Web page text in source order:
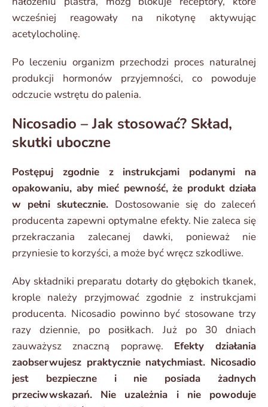
wcześniej reagowały na nikotynę aktywując
acetylocholinę.
Po leczeniu organizm przechodzi proces naturalnej
produkcji hormonów przyjemności, co powoduje
odczucie wstrętu do palenia.
Nicosadio – Jak stosować? Skład,
skutki uboczne
Postępuj zgodnie z instrukcjami podanymi na
opakowaniu, aby mieć pewność, że produkt działa
w pełni skutecznie. Dostosowanie się do zaleceń
producenta zapewni optymalne efekty. Nie zaleca się
przekraczania zalecanej dawki, ponieważ nie
przyniesie to korzyści, a może być wręcz szkodliwe.
Aby składniki preparatu dotarły do głębokich tkanek,
krople należy przyjmować zgodnie z instrukcjami
producenta. Nicosadio powinno być stosowane trzy
razy dziennie, po posiłkach. Już po 30 dniach
zauważysz znaczną poprawę. Efekty działania
zaobserwujesz praktycznie natychmiast. Nicosadio
jest bezpieczne i nie posiada żadnych
przeciwwskazań. Nie uzależnia i nie powoduje